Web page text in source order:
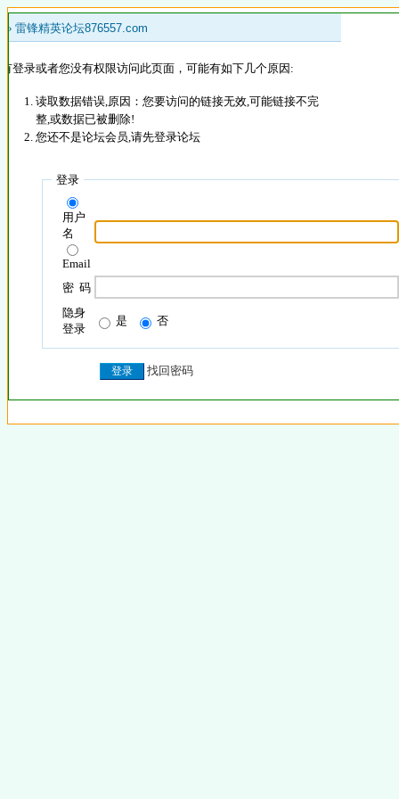
» 雷锋精英论坛876557.com
登录或者您没有权限访问此页面，可能有如下几个原因:
读取数据错误,原因：您要访问的链接无效,可能链接不完
整,或数据已被删除!
您还不是论坛会员,请先登录论坛
登录
用户
名
Email
密 码
隐身
登录
是 否
找回密码